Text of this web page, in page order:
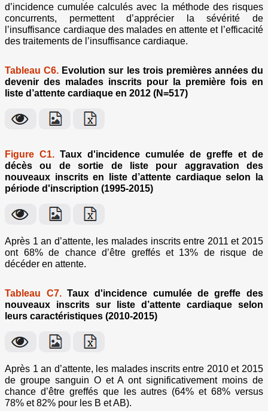
d’incidence cumulée calculés avec la méthode des risques
concurrents, permettent d’apprécier la sévérité de
l’insuffisance cardiaque des malades en attente et l’efficacité
des traitements de l’insuffisance cardiaque.
Tableau C6. Evolution sur les trois premières années du
devenir des malades inscrits pour la première fois en
liste d’attente cardiaque en 2012 (N=517)
Figure C1. Taux d'incidence cumulée de greffe et de
décès ou de sortie de liste pour aggravation des
nouveaux inscrits en liste d’attente cardiaque selon la
période d'inscription (1995-2015)
Après 1 an d’attente, les malades inscrits entre 2011 et 2015
ont 68% de chance d’être greffés et 13% de risque de
décéder en attente.
Tableau C7.Taux d'incidence cumulée de greffe des
nouveaux inscrits sur liste d’attente cardiaque selon
leurs caractéristiques (2010-2015)
Après 1 an d’attente, les malades inscrits entre 2010 et 2015
de groupe sanguin O et A ont significativement moins de
chance d’être greffés que les autres (64% et 68% versus
78% et 82% pour les B et AB).